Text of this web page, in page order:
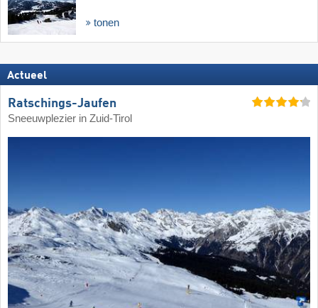
tonen
Actueel
Ratschings-Jaufen
Sneeuwplezier in Zuid-Tirol